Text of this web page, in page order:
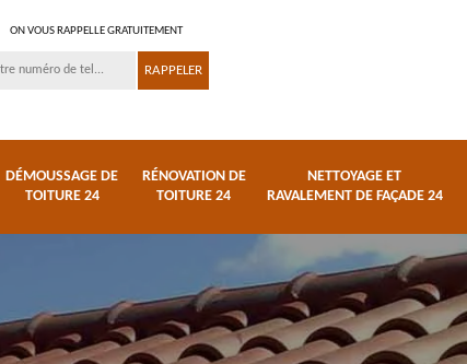
ON VOUS RAPPELLE GRATUITEMENT
DÉMOUSSAGE DE
TOITURE 24
RÉNOVATION DE
TOITURE 24
NETTOYAGE ET
RAVALEMENT DE FAÇADE 24